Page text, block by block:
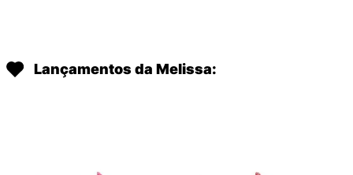
Lançamentos da Melissa: